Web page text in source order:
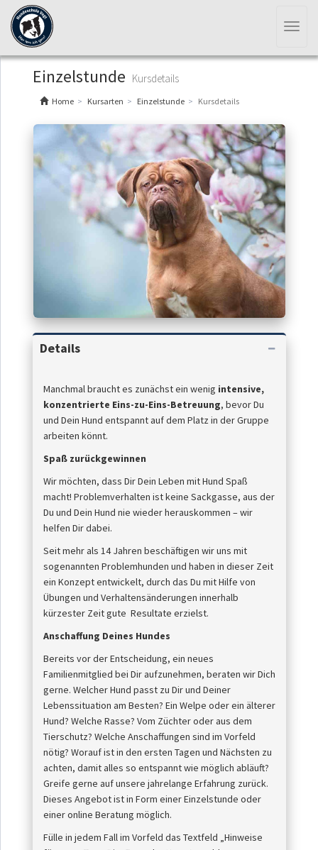
Einzelstunde Kursdetails
Home Kursarten Einzelstunde Kursdetails
Details
Manchmal braucht es zunächst ein wenig intensive,
konzentrierte Eins-zu-Eins-Betreuung, bevor Du
und Dein Hund entspannt auf dem Platz in der Gruppe
arbeiten könnt.
Spaß zurückgewinnen
Wir möchten, dass Dir Dein Leben mit Hund Spaß
macht! Problemverhalten ist keine Sackgasse, aus der
Du und Dein Hund nie wieder herauskommen – wir
helfen Dir dabei.
Seit mehr als 14 Jahren beschäftigen wir uns mit
sogenannten Problemhunden und haben in dieser Zeit
ein Konzept entwickelt, durch das Du mit Hilfe von
Übungen und Verhaltensänderungen innerhalb
kürzester Zeit gute Resultate erzielst.
Anschaffung Deines Hundes
Bereits vor der Entscheidung, ein neues
Familienmitglied bei Dir aufzunehmen, beraten wir Dich
gerne. Welcher Hund passt zu Dir und Deiner
Lebenssituation am Besten? Ein Welpe oder ein älterer
Hund? Welche Rasse? Vom Züchter oder aus dem
Tierschutz? Welche Anschaffungen sind im Vorfeld
nötig? Worauf ist in den ersten Tagen und Nächsten zu
achten, damit alles so entspannt wie möglich abläuft?
Greife gerne auf unsere jahrelange Erfahrung zurück.
Dieses Angebot ist in Form einer Einzelstunde oder
einer online Beratung möglich.
Fülle in jedem Fall im Vorfeld das Textfeld „Hinweise